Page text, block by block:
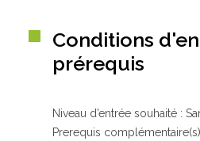
Conditions
prérequis
Niveau d’entrée souhaité :
Prerequis